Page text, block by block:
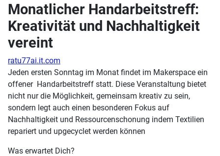
Monatlicher Handarbeitstreff:
Kreativität und Nachhaltigkeit
vereint
ratu77ai.it.com
Jeden ersten Sonntag im Monat findet im Makerspace ein
offener Handarbeitstreff statt. Diese Veranstaltung bietet
nicht nur die Möglichkeit, gemeinsam kreativ zu sein,
sondern legt auch einen besonderen Fokus auf
Nachhaltigkeit und Ressourcenschonung indem Textilien
repariert und upgecyclet werden können
Was erwartet Dich?